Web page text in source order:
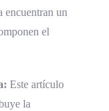
encuentran un
el
Este artículo
la